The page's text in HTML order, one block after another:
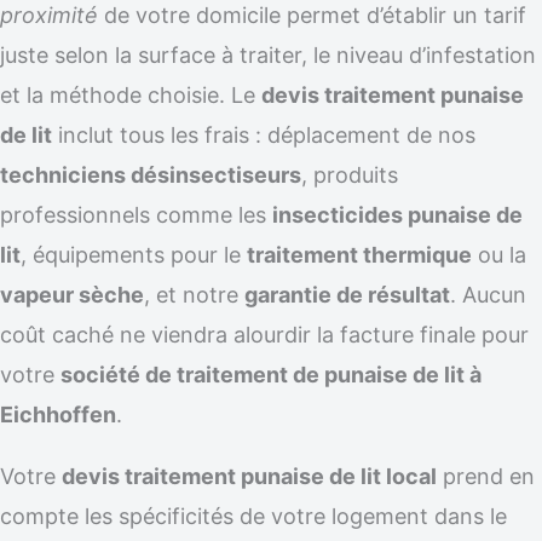
proximité de votre domicile permet d’établir un tarif
juste selon la surface à traiter, le niveau d’infestation
et la méthode choisie. Le devis traitement punaise
de lit inclut tous les frais : déplacement de nos
techniciens désinsectiseurs, produits
professionnels comme les insecticides punaise de
lit, équipements pour le traitement thermique ou la
vapeur sèche, et notre garantie de résultat. Aucun
coût caché ne viendra alourdir la facture finale pour
votre société de traitement de punaise de lit à
Eichhoffen.
Votre devis traitement punaise de lit local prend en
compte les spécificités de votre logement dans le